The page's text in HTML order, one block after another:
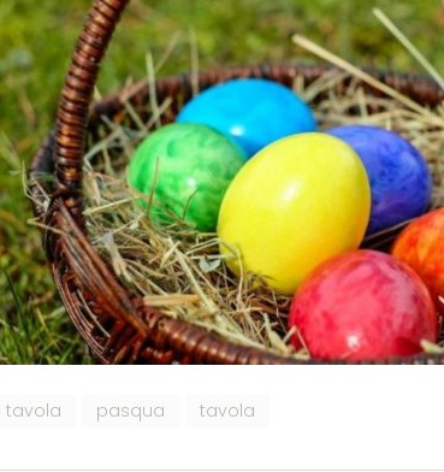
tavola pasqua tavola